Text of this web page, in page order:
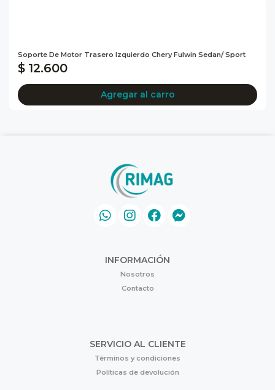
Soporte De Motor Trasero Izquierdo Chery Fulwin Sedan/ Sport
$ 12.600
Agregar al carro
INFORMACIÓN
Nosotros
Contacto
SERVICIO AL CLIENTE
Términos y condiciones
Políticas de devolución